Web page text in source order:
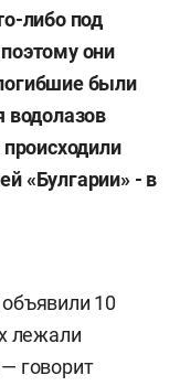
либо под
они
были
водолазов
«Булгарии» - в
10
лежали
говорит